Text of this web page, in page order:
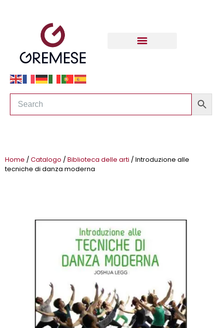
Home /Catalogo /Biblioteca delle arti / Introduzione alle
tecniche di danza moderna